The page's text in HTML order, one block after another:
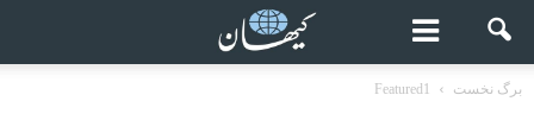
برگ نخست Featured1